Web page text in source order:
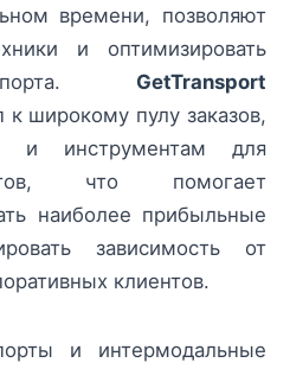
времени, позволяют
и оптимизировать
GetTransport
к широкому пулу заказов,
и инструментам для
что помогает
наиболее прибыльные
зависимость от
клиентов.
и интермодальные